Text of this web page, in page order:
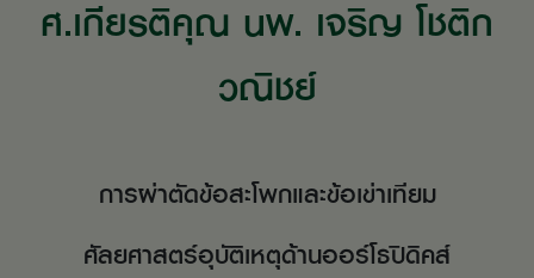
ศ.เกียรติคุณ นพ. เจริญ โชติก
วณิชย์
การผ่าตัดข้อสะโพกและข้อเข่าเทียม
ศัลยศาสตร์อุบัติเหตุด้านออร์โธปิดิคส์